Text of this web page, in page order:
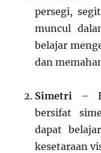
persegi,
muncul
belajar
dan
Simetri
–
bersifat
dapat
kesetaraan